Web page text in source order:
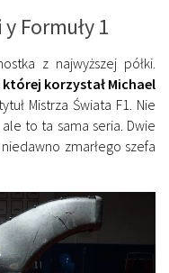
Formuły 1
z najwyższej półki.
której korzystał Michael
Mistrza Świata F1. Nie
to ta sama seria. Dwie
zmarłego szefa